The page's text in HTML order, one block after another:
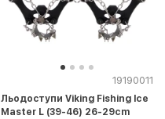
19190011
Льодоступи Viking Fishing Ice
Master L (39-46) 26-29cm